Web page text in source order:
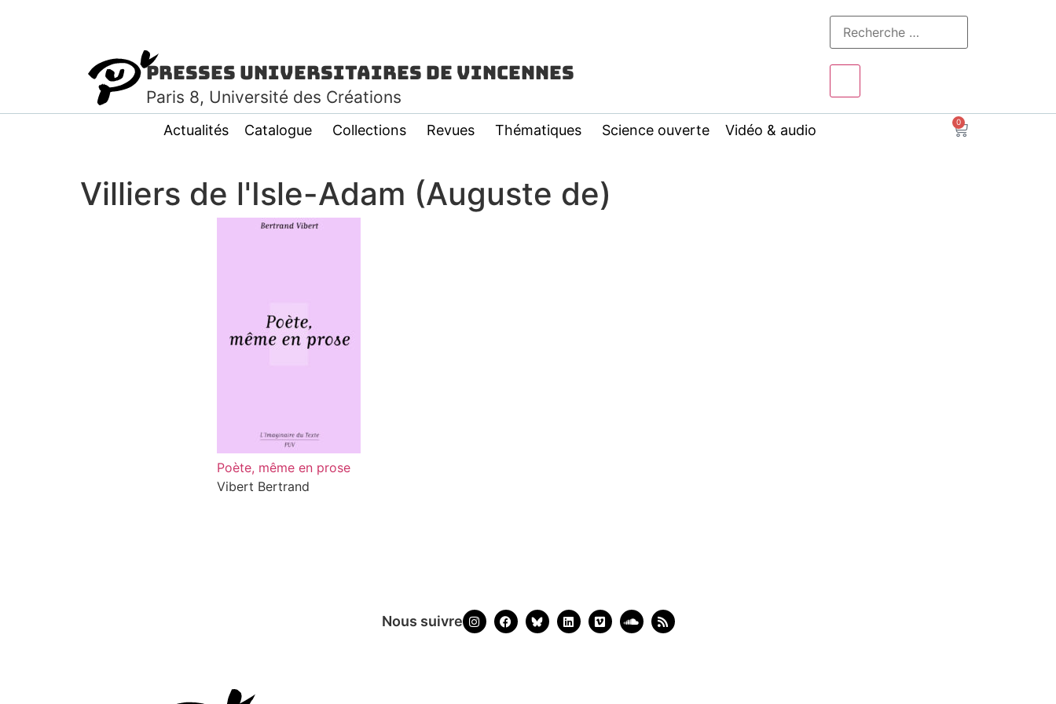
Presses Universitaires de Vincennes
Paris 8, Université des Créations
Actualités Catalogue Collections Revues Thématiques Science ouverte Vidéo & audio 0
Villiers de l'Isle-Adam (Auguste de)
Poète, même en prose
Vibert Bertrand
Nous suivre